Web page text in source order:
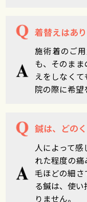
着替えはあ
施術着のご
も、そのま
えをしなく
院の際に希望
鍼は、どの
人によって
れた程度の
毛ほどの細さ
る鍼は、使
りません。